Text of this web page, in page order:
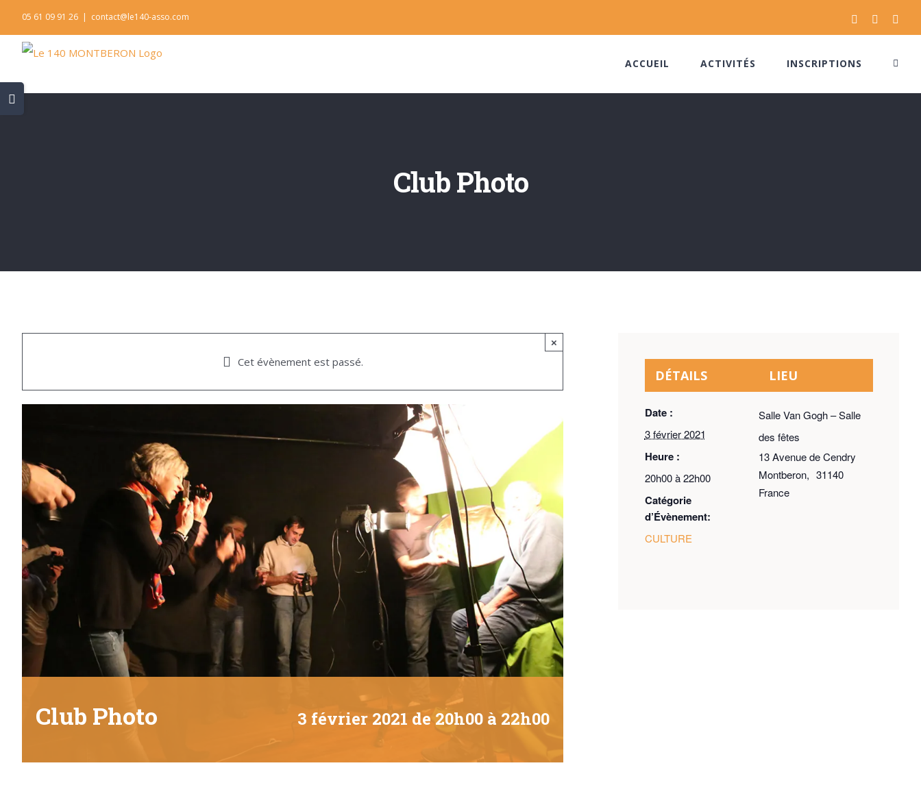
to
content
05 61 09 91 26 | contact@le140-asso.com FacebookInstagram
ACCUEIL ACTIVITÉS INSCRIPTIONS
Club Photo
×
Cet évènement est passé.
Club Photo 3 février 2021 de 20h00 à 22h00
DÉTAILS
Date :
3 février 2021
Heure :
20h00 à 22h00
Catégorie
d’Évènement:
CULTURE
LIEU
Salle Van Gogh – Salle
des fêtes
13 Avenue de Cendry
Montberon, 31140
France
Toggle
Sliding